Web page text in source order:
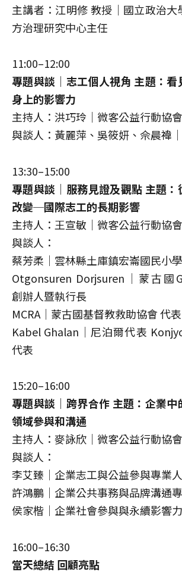
主講者：江明修 教授｜國立政治
方治理研究中心主任
11:00–12:00
專題與談｜志工個人視角 主題：
身上的影響力
主持人：洪巧玲｜微客公益行動協
與談人：黃麗萍、吳筱妍、佘晨禕
13:30–15:00
專題與談｜服務見證及觀點 主題
改變─國際志工的長期影響
主持人：王宣敏｜微客公益行動協
與談人：
蔡芳柔｜雲林縣土庫鎮宏崙國民小
Otgonsuren Dorjsuren｜蒙古國
創辦人暨執行長
MCRA｜蒙古國基督教救助協會 代表
Kabel Ghalan｜尼泊爾代表
代表
15:20–16:00
專題與談｜跨界合作 主題：企業
領域參與和溝通
主持人：麥詠欣｜微客公益行動協
與談人：
李艾臻｜企業志工與公益參與專業
許鴻鵬｜企業公共事務與品牌溝通
侯家楷｜企業社會參與與永續影響
16:00–16:30
當天總結 回顧亮點